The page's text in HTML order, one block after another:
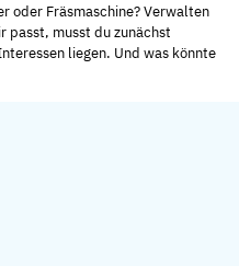
oder Fräsmaschine? Verwalten
passt, musst du zunächst
liegen. Und was könnte